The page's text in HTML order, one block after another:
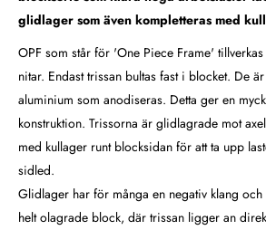
glidlager som även kompletteras med
OPF som står för 'One Piece Frame'
nitar. Endast trissan bultas fast i blocket. De
aluminium som anodiseras. Detta ger en
konstruktion. Trissorna är glidlagrade mot
med kullager runt blocksidan för att ta upp
sidled.
Glidlager har för många en negativ klang
helt olagrade block, där trissan ligger an